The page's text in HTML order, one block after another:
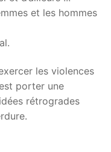
et les hommes
les violences
porter une
rétrogrades